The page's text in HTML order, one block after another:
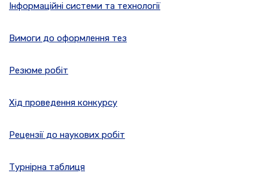
Інформаційні системи та технології
Вимоги до оформлення тез
Резюме робіт
Хід проведення конкурсу
Рецензії до наукових робіт
Турнірна таблиця